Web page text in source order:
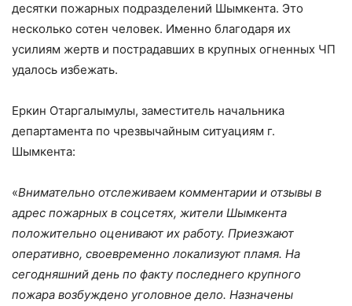
десятки пожарных подразделений Шымкента. Это
несколько сотен человек. Именно благодаря их
усилиям жертв и пострадавших в крупных огненных ЧП
удалось избежать.
Еркин Отаргалымулы, заместитель начальника
департамента по чрезвычайным ситуациям г.
Шымкента:
«Внимательно отслеживаем комментарии и отзывы в
адрес пожарных в соцсетях, жители Шымкента
положительно оценивают их работу. Приезжают
оперативно, своевременно локализуют пламя. На
сегодняшний день по факту последнего крупного
пожара возбуждено уголовное дело. Назначены